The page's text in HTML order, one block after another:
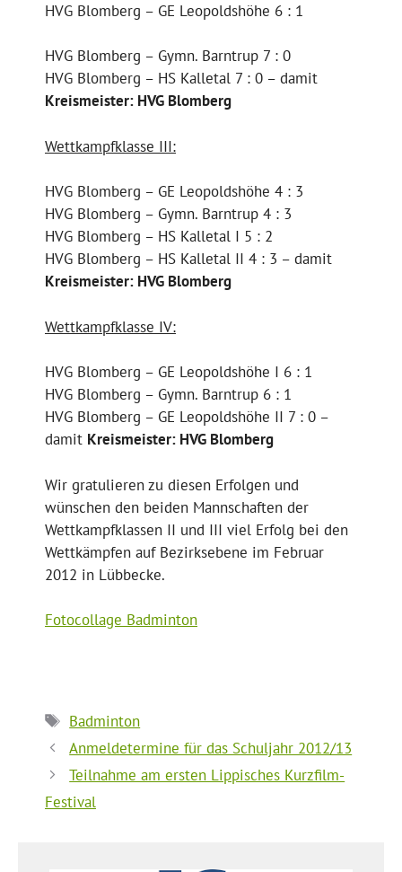
HVG Blomberg – GE Leopoldshöhe 6 : 1
HVG Blomberg – Gymn. Barntrup 7 : 0
HVG Blomberg – HS Kalletal 7 : 0 – damit
Kreismeister: HVG Blomberg
Wettkampfklasse III:
HVG Blomberg – GE Leopoldshöhe 4 : 3
HVG Blomberg – Gymn. Barntrup 4 : 3
HVG Blomberg – HS Kalletal I 5 : 2
HVG Blomberg – HS Kalletal II 4 : 3 – damit
Kreismeister: HVG Blomberg
Wettkampfklasse IV:
HVG Blomberg – GE Leopoldshöhe I 6 : 1
HVG Blomberg – Gymn. Barntrup 6 : 1
HVG Blomberg – GE Leopoldshöhe II 7 : 0 –
damit Kreismeister: HVG Blomberg
Wir gratulieren zu diesen Erfolgen und
wünschen den beiden Mannschaften der
Wettkampfklassen II und III viel Erfolg bei den
Wettkämpfen auf Bezirksebene im Februar
2012 in Lübbecke.
Fotocollage Badminton
Schlagwörter
Badminton
Anmeldetermine für das Schuljahr 2012/13
Teilnahme am ersten Lippisches Kurzfilm-
Festival